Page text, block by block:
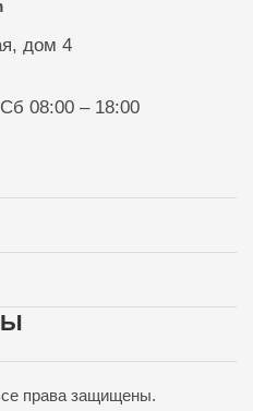
дом 4
08:00 – 18:00
права защищены.